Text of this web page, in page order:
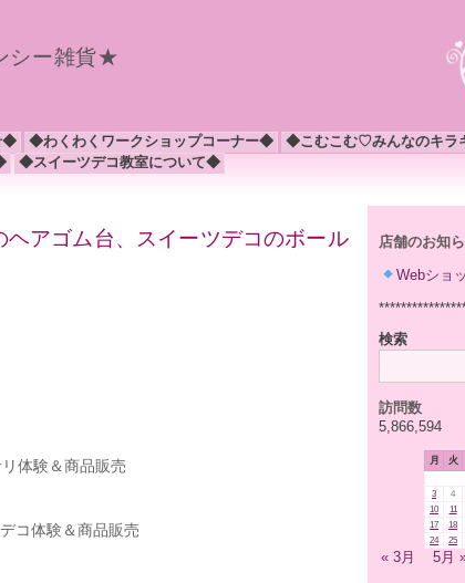
シー雑貨★
◆ ◆わくわくワークショップコーナー◆ ◆こむこむ♡みんなのキ
◆スイーツデコ教室について◆
店舗のお知
Webショ
検索
訪問数
5,866,594
月 火
3
4
10
11
17
18
24
25
« 3月 5月
アゴム台、スイーツデコのボール
体験＆商品販売
コ体験＆商品販売